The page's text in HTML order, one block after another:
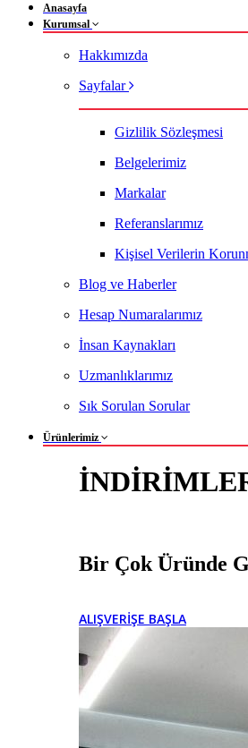
Anasayfa
Kurumsal
Hakkımızda
Sayfalar
Gizlilik Sözleşmesi
Belgelerimiz
Markalar
Referanslarımız
Kişisel Verilerin
Blog ve Haberler
Hesap Numaralarımız
İnsan Kaynakları
Uzmanlıklarımız
Sık Sorulan Sorular
Ürünlerimiz
Bir Çok Üründe
ALIŞVERİŞE BAŞLA